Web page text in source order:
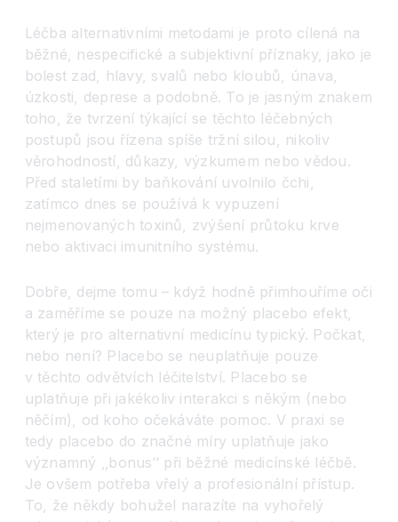
Léčba alternativními metodami je proto cílená na
běžné, nespecifické a subjektivní příznaky, jako je
bolest zad, hlavy, svalů nebo kloubů, únava,
úzkosti, deprese a podobně. To je jasným znakem
toho, že tvrzení týkající se těchto léčebných
postupů jsou řízena spíše tržní silou, nikoliv
věrohodností, důkazy, výzkumem nebo vědou.
Před staletími by baňkování uvolnilo čchi,
zatímco dnes se používá k vypuzení
nejmenovaných toxinů, zvýšení průtoku krve
nebo aktivaci imunitního systému.
Dobře, dejme tomu – když hodně přimhouříme oči
a zaměříme se pouze na možný placebo efekt,
který je pro alternativní medicínu typický. Počkat,
nebo není? Placebo se neuplatňuje pouze
v těchto odvětvích léčitelství. Placebo se
uplatňuje při jakékoliv interakci s někým (nebo
něčím), od koho očekáváte pomoc. V praxi se
tedy placebo do značné míry uplatňuje jako
významný ‚‚bonus‘‘ při běžné medicínské léčbě.
Je ovšem potřeba vřelý a profesionální přístup.
To, že někdy bohužel narazíte na vyhořelý